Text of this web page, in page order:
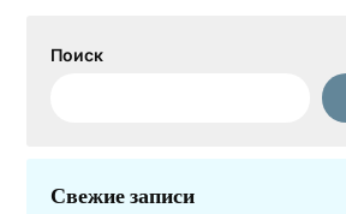
Поиск
Свежие записи